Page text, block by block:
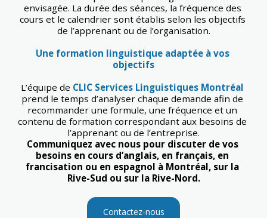
envisagée. La durée des séances, la fréquence des
cours et le calendrier sont établis selon les objectifs
de l’apprenant ou de l’organisation.
Une formation linguistique adaptée à vos
objectifs
L’équipe de CLIC Services Linguistiques Montréal
prend le temps d’analyser chaque demande afin de
recommander une formule, une fréquence et un
contenu de formation correspondant aux besoins de
l’apprenant ou de l’entreprise.
Communiquez avec nous pour discuter de vos
besoins en cours d’anglais, en français, en
francisation ou en espagnol à Montréal, sur la
Rive-Sud ou sur la Rive-Nord.
Contactez-nous